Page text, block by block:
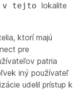
v tejto lokalite
ktorí majú
pre
patria
iný používateľ
udelil prístup k